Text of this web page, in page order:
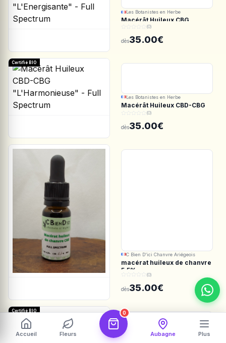
Les Botanistes en Herbe
Macérât Huileux CBG
"L'Energisante" - Full
Spectrum
(0)
dès35.00€
Certifié BIO
Les Botanistes en Herbe
Macérât Huileux CBD-CBG
"L'Harmonieuse" - Full
(0)
dès35.00€
C Bien D'ici Chanvre Ariégeois
macérat huileux de chanvre
5.5%
(0)
dès35.00€
Certifié BIO
Accueil Fleurs
0
Aubagne Plus